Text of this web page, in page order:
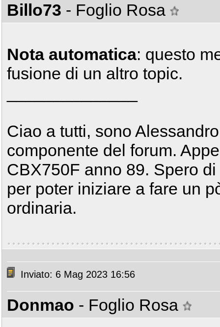
Billo73 - Foglio Rosa
Nota automatica: questo
fusione di un altro topic.
Ciao a tutti, sono
componente del forum.
CBX750F anno 89. Spero
per poter iniziare a fare un
ordinaria.
Inviato: 6 Mag 2023 16:56
Donmao - Foglio Rosa